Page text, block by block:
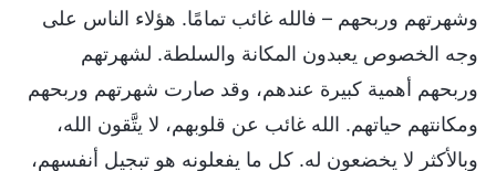
وشهرتهم وربحهم – فالله غائب تمامًا. هؤلاء الناس على
وجه الخصوص يعبدون المكانة والسلطة. لشهرتهم
وربحهم أهمية كبيرة عندهم، وقد صارت شهرتهم وربحهم
ومكانتهم حياتهم. الله غائب عن قلوبهم، لا يتَّقون الله،
وبالأكثر لا يخضعون له. كل ما يفعلونه هو تبجيل أنفسهم،